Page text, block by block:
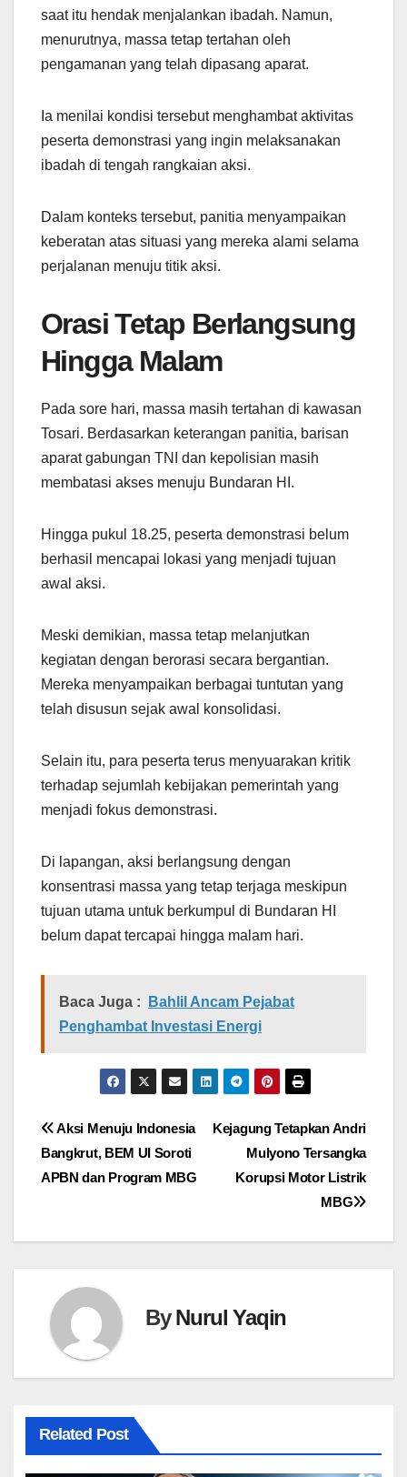
saat itu hendak menjalankan ibadah. Namun,
menurutnya, massa tetap tertahan oleh
pengamanan yang telah dipasang aparat.
Ia menilai kondisi tersebut menghambat aktivitas
peserta demonstrasi yang ingin melaksanakan
ibadah di tengah rangkaian aksi.
Dalam konteks tersebut, panitia menyampaikan
keberatan atas situasi yang mereka alami selama
perjalanan menuju titik aksi.
Orasi Tetap Berlangsung
Hingga Malam
Pada sore hari, massa masih tertahan di kawasan
Tosari. Berdasarkan keterangan panitia, barisan
aparat gabungan TNI dan kepolisian masih
membatasi akses menuju Bundaran HI.
Hingga pukul 18.25, peserta demonstrasi belum
berhasil mencapai lokasi yang menjadi tujuan
awal aksi.
Meski demikian, massa tetap melanjutkan
kegiatan dengan berorasi secara bergantian.
Mereka menyampaikan berbagai tuntutan yang
telah disusun sejak awal konsolidasi.
Selain itu, para peserta terus menyuarakan kritik
terhadap sejumlah kebijakan pemerintah yang
menjadi fokus demonstrasi.
Di lapangan, aksi berlangsung dengan
konsentrasi massa yang tetap terjaga meskipun
tujuan utama untuk berkumpul di Bundaran HI
belum dapat tercapai hingga malam hari.
Baca Juga :
Bahlil Ancam Pejabat
Penghambat Investasi Energi
Navigasi
pos
Kejagung Tetapkan Andri
Mulyono Tersangka
Korupsi Motor Listrik
MBG
Aksi Menuju Indonesia
Bangkrut, BEM UI Soroti
APBN dan Program MBG
ByNurul Yaqin
Related Post